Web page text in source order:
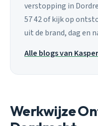
verstopping in
57 42 of kijk op
uit de brand, dag en
Alle blogs van
Werkwijze